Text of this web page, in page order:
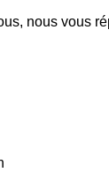
nous vous